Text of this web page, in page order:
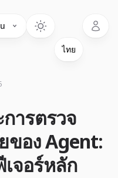
Language
ารตรวจ
ของ Agent:
จอร์หลัก